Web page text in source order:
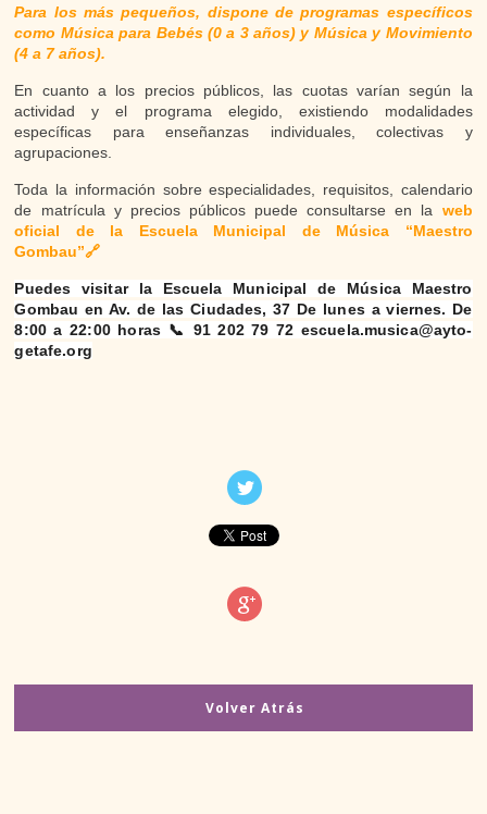
ASOCIACIONISMO
VOLUNTARIADO
OTRAS FORMAS
EMPLEO
GARANTÍA JUVENIL
RECURSOS DE EMPLEO GETAFE
EMPLEO EN EL EXTRANJERO
Para los más pequeños, dispone de programas específicos
como Música para Bebés (0 a 3 años) y Música y Movimiento
(4 a 7 años).
En cuanto a los precios públicos, las cuotas varían según la
actividad y el programa elegido, existiendo modalidades
específicas para enseñanzas individuales, colectivas y
agrupaciones.
Toda la información sobre especialidades, requisitos, calendario
de matrícula y precios públicos puede consultarse en la web
oficial de la Escuela Municipal de Música “Maestro
Gombau”🔗
Puedes visitar la Escuela Municipal de Música Maestro
Gombau en Av. de las Ciudades, 37 De lunes a viernes. De
8:00 a 22:00 horas 📞
91 202 79 72 escuela.musica@ayto-
getafe.org
Volver Atrás